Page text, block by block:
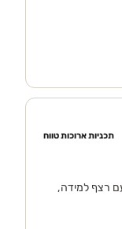
תכניות ארוכות טווח
רצף למידה,